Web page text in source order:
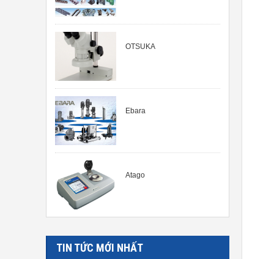
OTSUKA
Ebara
Atago
TIN TỨC MỚI NHẤT